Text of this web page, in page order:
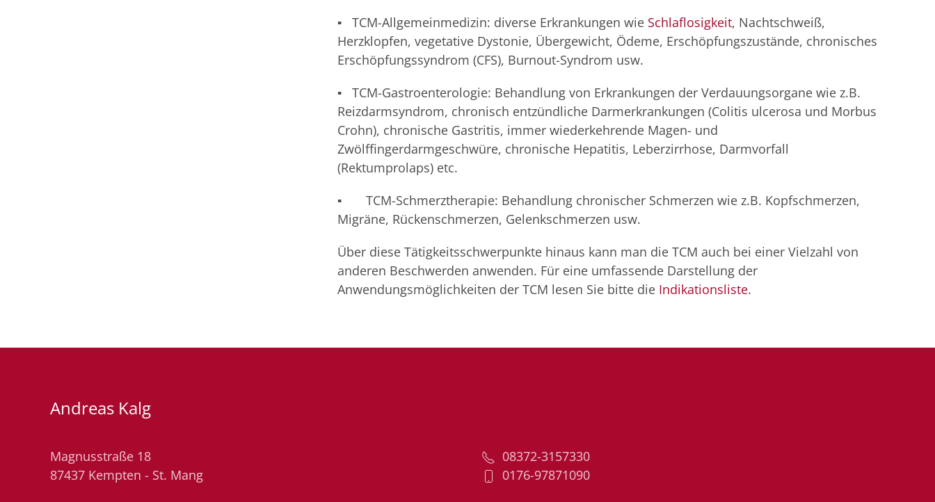
▪ TCM-Allgemeinmedizin: diverse Erkrankungen wie Schlaflosigkeit, Nachtschweiß,
Herzklopfen, vegetative Dystonie, Übergewicht, Ödeme, Erschöpfungszustände, chronisches
Erschöpfungssyndrom (CFS), Burnout-Syndrom usw.
▪ TCM-Gastroenterologie: Behandlung von Erkrankungen der Verdauungsorgane wie z.B.
Reizdarmsyndrom, chronisch entzündliche Darmerkrankungen (Colitis ulcerosa und Morbus
Crohn), chronische Gastritis, immer wiederkehrende Magen- und
Zwölffingerdarmgeschwüre, chronische Hepatitis, Leberzirrhose, Darmvorfall
(Rektumprolaps) etc.
▪ TCM-Schmerztherapie: Behandlung chronischer Schmerzen wie z.B. Kopfschmerzen,
Migräne, Rückenschmerzen, Gelenkschmerzen usw.
Über diese Tätigkeitsschwerpunkte hinaus kann man die TCM auch bei einer Vielzahl von
anderen Beschwerden anwenden. Für eine umfassende Darstellung der
Anwendungsmöglichkeiten der TCM lesen Sie bitte die Indikationsliste.
Andreas Kalg
Magnusstraße 18
87437 Kempten - St. Mang
08372-3157330
0176-97871090